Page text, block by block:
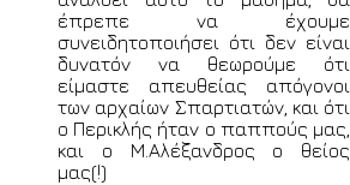
έπρεπε να έχουμε
συνειδητοποιήσει ότι δεν είναι
δυνατόν να θεωρούμε ότι
είμαστε απευθείας απόγονοι
των αρχαίων Σπαρτιατών, και ότι
ο Περικλής ήταν ο παππούς μας,
και ο Μ.Αλέξανδρος ο θείος
μας(!)